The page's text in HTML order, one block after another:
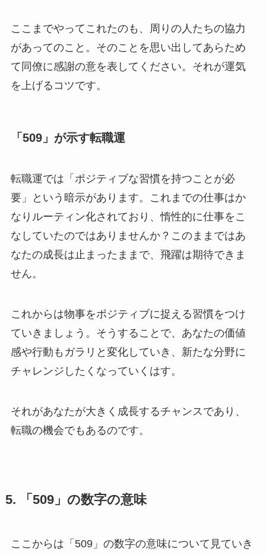
ここまでやってこれたのも、周りの人たちの協力
があってのこと。そのことを思い出してあらため
て同僚に感謝の意を表してください。それが運気
を上げるコツです。
「509」が示す転職運
転職運では「ポジティブな習慣を持つことが必
要」という暗示があります。これまでの仕事はか
なりルーティン化されており、惰性的に仕事をこ
なしていたのではありませんか？このままではあ
なたの成長は止まったままで、飛躍は期待できま
せん。
これからは物事をポジティブに捉える習慣をつけ
ていきましょう。そうすることで、あなたの価値
感や行動もガラリと変化していき、新たな分野に
チャレンジしたくなっていくはす。
それがあなたが大きく成長するチャンスであり、
転職の機会でもあるのです。
5. 「509」の数字の意味
ここからは「509」の数字の意味について見ていき